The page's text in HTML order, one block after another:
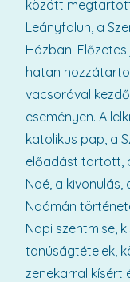
között
Leányfalun, a
Házban.
hatan
vacsorával
eseményen. A
katolikus pap, a
előadást tartott,
Noé, a kivonulás,
Naámán
Napi szentmise,
tanúságtételek,
zenekarral kísért